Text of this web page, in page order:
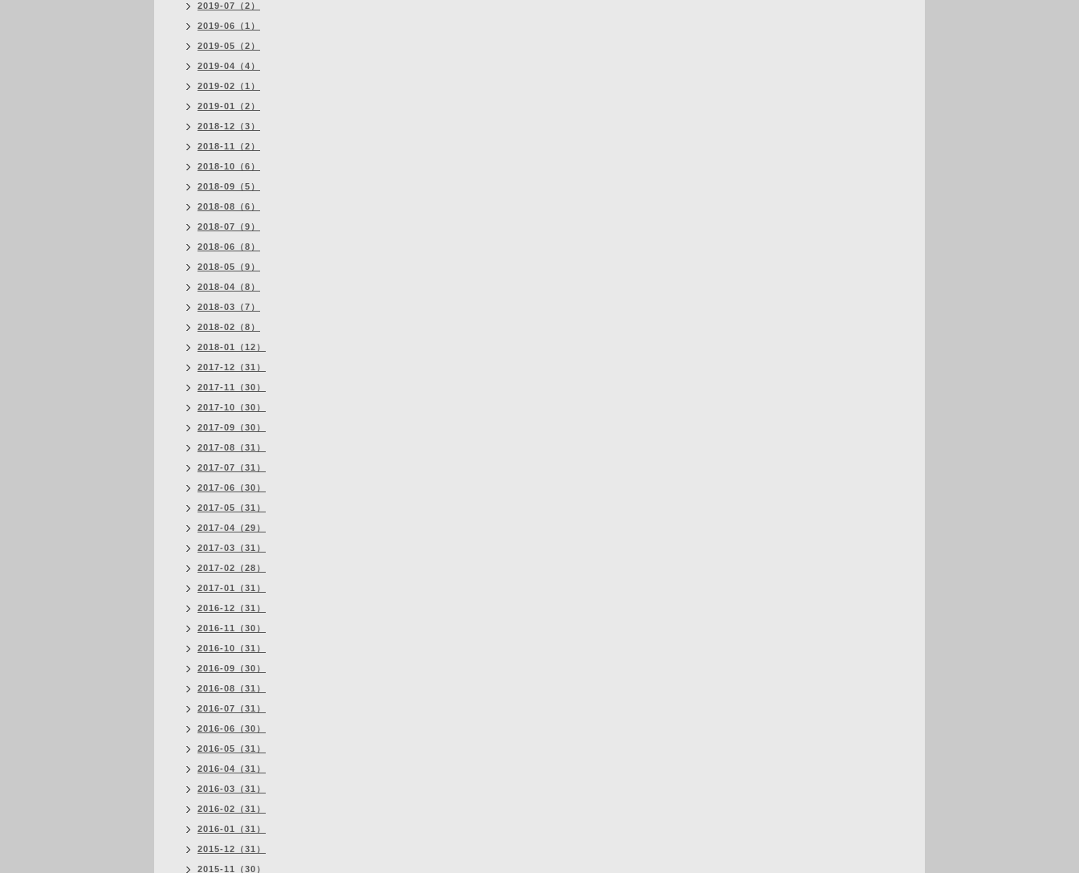
2019-07（2）
2019-06（1）
2019-05（2）
2019-04（4）
2019-02（1）
2019-01（2）
2018-12（3）
2018-11（2）
2018-10（6）
2018-09（5）
2018-08（6）
2018-07（9）
2018-06（8）
2018-05（9）
2018-04（8）
2018-03（7）
2018-02（8）
2018-01（12）
2017-12（31）
2017-11（30）
2017-10（30）
2017-09（30）
2017-08（31）
2017-07（31）
2017-06（30）
2017-05（31）
2017-04（29）
2017-03（31）
2017-02（28）
2017-01（31）
2016-12（31）
2016-11（30）
2016-10（31）
2016-09（30）
2016-08（31）
2016-07（31）
2016-06（30）
2016-05（31）
2016-04（31）
2016-03（31）
2016-02（31）
2016-01（31）
2015-12（31）
2015-11（30）